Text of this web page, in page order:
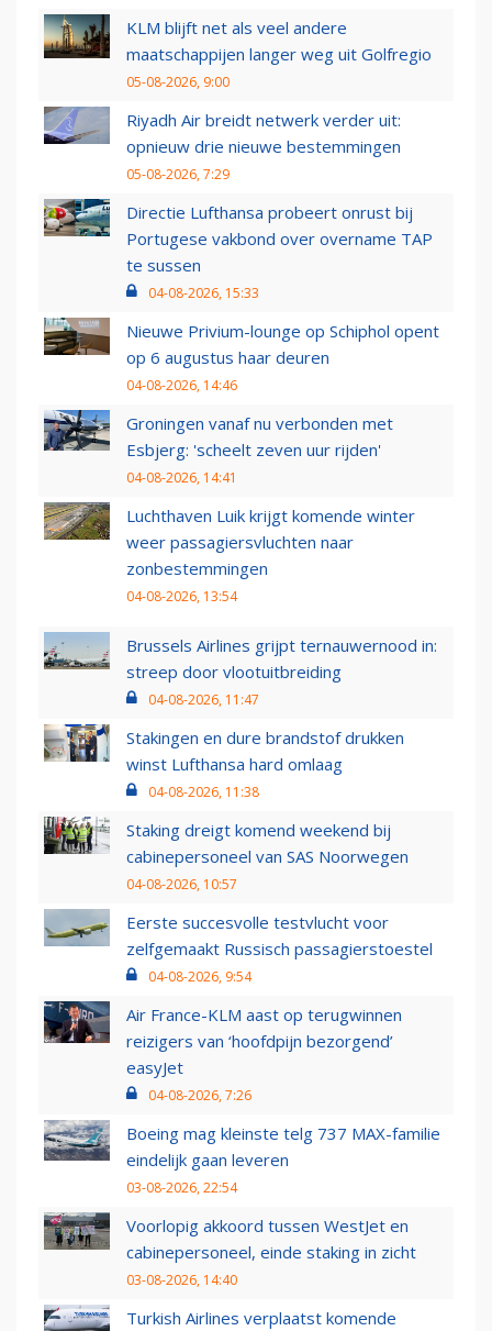
KLM blijft net als veel andere
maatschappijen langer weg uit Golfregio
05-08-2026, 9:00
Riyadh Air breidt netwerk verder uit:
opnieuw drie nieuwe bestemmingen
05-08-2026, 7:29
Directie Lufthansa probeert onrust bij
Portugese vakbond over overname TAP
te sussen
04-08-2026, 15:33
Nieuwe Privium-lounge op Schiphol opent
op 6 augustus haar deuren
04-08-2026, 14:46
Groningen vanaf nu verbonden met
Esbjerg: 'scheelt zeven uur rijden'
04-08-2026, 14:41
Luchthaven Luik krijgt komende winter
weer passagiersvluchten naar
zonbestemmingen
04-08-2026, 13:54
Brussels Airlines grijpt ternauwernood in:
streep door vlootuitbreiding
04-08-2026, 11:47
Stakingen en dure brandstof drukken
winst Lufthansa hard omlaag
04-08-2026, 11:38
Staking dreigt komend weekend bij
cabinepersoneel van SAS Noorwegen
04-08-2026, 10:57
Eerste succesvolle testvlucht voor
zelfgemaakt Russisch passagierstoestel
04-08-2026, 9:54
Air France-KLM aast op terugwinnen
reizigers van ‘hoofdpijn bezorgend’
easyJet
04-08-2026, 7:26
Boeing mag kleinste telg 737 MAX-familie
eindelijk gaan leveren
03-08-2026, 22:54
Voorlopig akkoord tussen WestJet en
cabinepersoneel, einde staking in zicht
03-08-2026, 14:40
Turkish Airlines verplaatst komende